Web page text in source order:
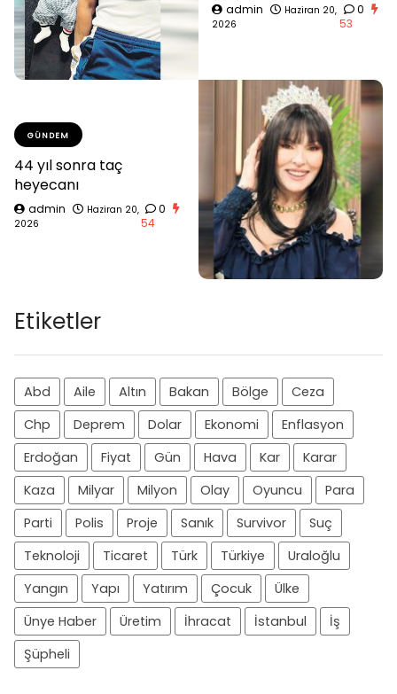
admin
Haziran 20,
2026
0
53
GÜNDEM
44 yıl sonra taç
heyecanı
admin
Haziran 20,
2026
0
54
Etiketler
Abd Aile Altın Bakan Bölge
Ceza
Chp
Deprem Dolar Ekonomi
Enflasyon
Erdoğan
Fiyat Gün Hava Kar
Karar
Kaza
Milyar Milyon Olay Oyuncu
Para
Parti
Polis Proje Sanık Survivor
Suç
Teknoloji
Ticaret Türk Türkiye
Uraloğlu
Yangın
Yapı Yatırım Çocuk
Ülke
Ünye Haber
Üretim İhracat İstanbul
İş
Şüpheli